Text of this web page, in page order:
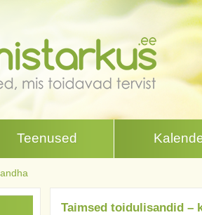
Teenused
Taimsed toidulisandid –